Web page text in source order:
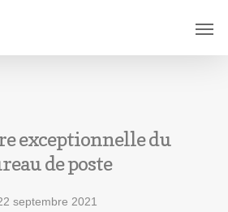
exceptionnelle du
de poste
septembre 2021